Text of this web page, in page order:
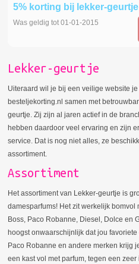
5% korting bij lekker-geurtje
Was geldig tot 01-01-2015
Lekker-geurtje
Uiteraard wil je bij een veilige website
besteljekorting.nl samen met
geurtje. Zij zijn al jaren actief in de
hebben daardoor veel ervaring en zijn
service. Dat is nog niet alles, ze
assortiment.
Assortiment
Het assortiment van Lekker-geurtje is
damesparfums! Het zit werkelijk
Boss, Paco Robanne, Diesel, Dolce en
hoogst onwaarschijnlijk dat jou
Paco Robanne en andere merken krijg
een kast vol met parfum, tegen een